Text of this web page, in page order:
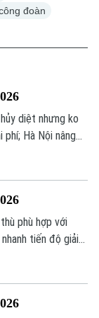
đoàn
diệt nhưng ko
phí; Hà Nội nâng
trình hôm
phù hợp với
tiến độ giải
hôm nay.